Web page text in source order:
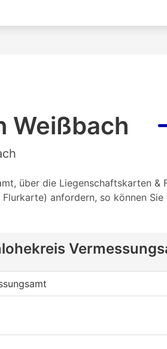
Weißbach
über die Liegenschaftskarten
anfordern, so können